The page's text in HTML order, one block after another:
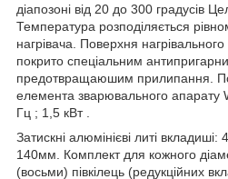
діапозоні від 20 до 300 градусів
Температура розподіляється
нагрівача. Поверхня
покрито спеціальним
предотвращаюшим прилипання.
елемента зварювального
Гц ; 1,5 кВт .
Затискні алюмінієві литі
140мм. Комплект для кожного
(восьми) півкілець (редукційних